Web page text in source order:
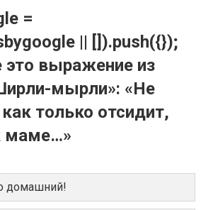
=
|| []).push({});
это выражение из
мырли»: «Не
только отсидит,
маме…»
домашний!